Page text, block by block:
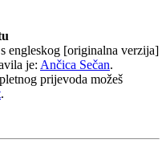
engleskog [originalna verzija]
je: Ančica Sečan.
prijevoda možeš
.